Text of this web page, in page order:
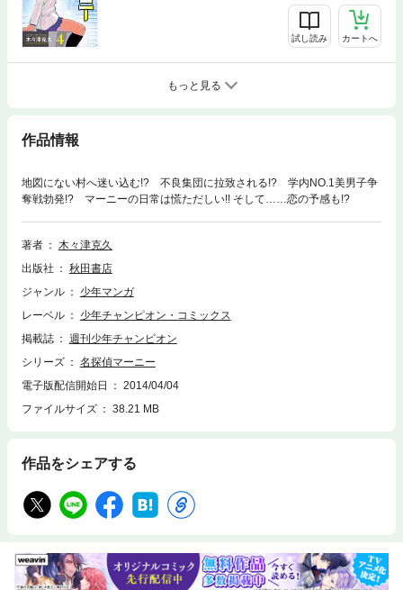
試し読み カートへ
もっと見る
作品情報
地図にない村へ迷い込む!? 不良集団に拉致される!? 学内NO.1美男子争
奪戦勃発!? マーニーの日常は慌ただしい!! そして……恋の予感も!?
著者
木々津克久
出版社
秋田書店
ジャンル
少年マンガ
レーベル
少年チャンピオン・コミックス
掲載誌
週刊少年チャンピオン
シリーズ
名探偵マーニー
電子版配信開始日
2014/04/04
ファイルサイズ
38.21 MB
作品をシェアする